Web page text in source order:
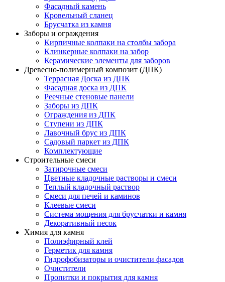
Фасадный камень
Кровельный сланец
Брусчатка из камня
Заборы и ограждения
Кирпичные колпаки на столбы забора
Клинкерные колпаки на забор
Керамические элементы для заборов
Древесно-полимерный композит (ДПК)
Террасная Доска из ДПК
Фасадная доска из ДПК
Реечные стеновые панели
Заборы из ДПК
Ограждения из ДПК
Ступени из ДПК
Лавочный брус из ДПК
Садовый паркет из ДПК
Комплектующие
Строительные смеси
Затирочные смеси
Цветные кладочные растворы и смеси
Теплый кладочный раствор
Смеси для печей и каминов
Клеевые смеси
Система мощения для брусчатки и камня
Декоративный песок
Химия для камня
Полиэфирный клей
Герметик для камня
Гидрофобизаторы и очистители фасадов
Очистители
Пропитки и покрытия для камня